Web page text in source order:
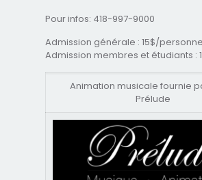
Pour infos: 418-997-9000
Admission générale : 15$/personne
Admission membres et étudiants :
Animation musicale fournie
Prélude